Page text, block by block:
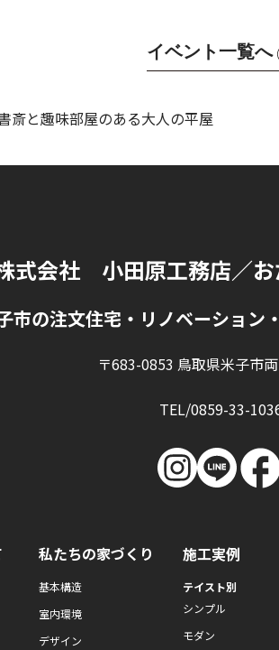
イベント一覧へ
斎と趣味部屋のある大人の平屋
式会社 小田原工務店／
市の注文住宅・リノベーション
〒683-0853 鳥取県米子市
TEL/0859-33-
私たちの家づくり
基本構造
室内環境
デザイン
施工実例
テイスト別
シンプル
モダン